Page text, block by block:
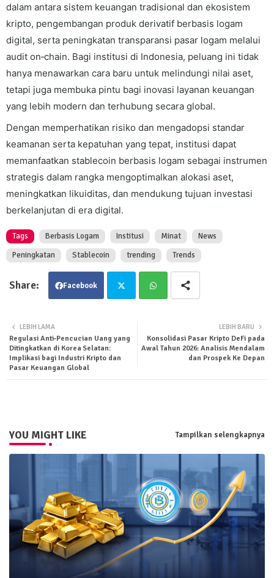
dalam antara sistem keuangan tradisional dan ekosistem
kripto, pengembangan produk derivatif berbasis logam
digital, serta peningkatan transparansi pasar logam melalui
audit on‑chain. Bagi institusi di Indonesia, peluang ini tidak
hanya menawarkan cara baru untuk melindungi nilai aset,
tetapi juga membuka pintu bagi inovasi layanan keuangan
yang lebih modern dan terhubung secara global.
Dengan memperhatikan risiko dan mengadopsi standar
keamanan serta kepatuhan yang tepat, institusi dapat
memanfaatkan stablecoin berbasis logam sebagai instrumen
strategis dalam rangka mengoptimalkan alokasi aset,
meningkatkan likuiditas, dan mendukung tujuan investasi
berkelanjutan di era digital.
Tags Berbasis Logam Institusi Minat
News
Peningkatan
Stablecoin trending Trends
Facebook
ter tsa
LEBIH BARU
Konsolidasi Pasar Kripto DeFi pada
Awal Tahun 2026: Analisis Mendalam
dan Prospek Ke Depan
LEBIH LAMA
Regulasi Anti‑Pencucian Uang yang
Ditingkatkan di Korea Selatan:
Implikasi bagi Industri Kripto dan
Pasar Keuangan Global
YOU MIGHT LIKE Tampilkan selengkapnya